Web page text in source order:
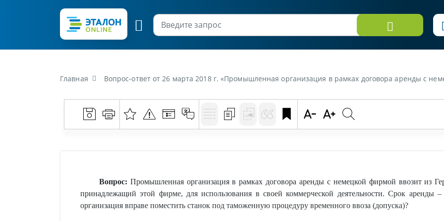
Главная Вопрос-ответ от 26 марта 2018 г. «Промышленная организация в рамках договора аренды с немецкой фирмой ввозит из Германии металлообрабатывающий станок, принадлежащий этой фирме, для использования в своей коммерческой деятельности. Срок аренды - 36
Вопрос: Промышленная организация в рамках договора аренды с немецкой фирмой ввозит из
принадлежащий этой фирме, для использования в своей коммерческой деятельности. Срок аренды
организация вправе поместить станок под таможенную процедуру временного ввоза (допуска)?